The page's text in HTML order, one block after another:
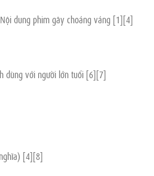
dung phim gây choáng váng [1][4]
dùng với người lớn tuổi [6][7]
[4][8]